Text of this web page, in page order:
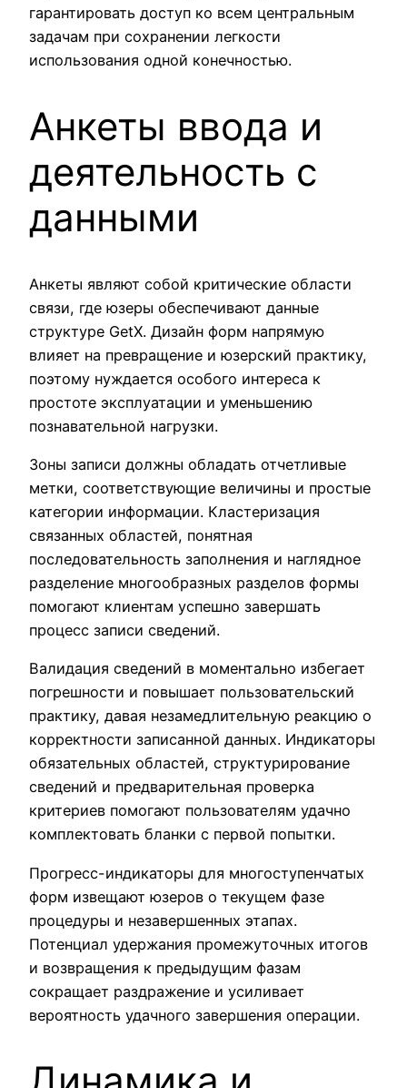
гарантировать доступ ко всем центральным
задачам при сохранении легкости
использования одной конечностью.
Анкеты ввода и
деятельность с
данными
Анкеты являют собой критические области
связи, где юзеры обеспечивают данные
структуре GetX. Дизайн форм напрямую
влияет на превращение и юзерский практику,
поэтому нуждается особого интереса к
простоте эксплуатации и уменьшению
познавательной нагрузки.
Зоны записи должны обладать отчетливые
метки, соответствующие величины и простые
категории информации. Кластеризация
связанных областей, понятная
последовательность заполнения и наглядное
разделение многообразных разделов формы
помогают клиентам успешно завершать
процесс записи сведений.
Валидация сведений в моментально избегает
погрешности и повышает пользовательский
практику, давая незамедлительную реакцию о
корректности записанной данных. Индикаторы
обязательных областей, структурирование
сведений и предварительная проверка
критериев помогают пользователям удачно
комплектовать бланки с первой попытки.
Прогресс-индикаторы для многоступенчатых
форм извещают юзеров о текущем фазе
процедуры и незавершенных этапах.
Потенциал удержания промежуточных итогов
и возвращения к предыдущим фазам
сокращает раздражение и усиливает
вероятность удачного завершения операции.